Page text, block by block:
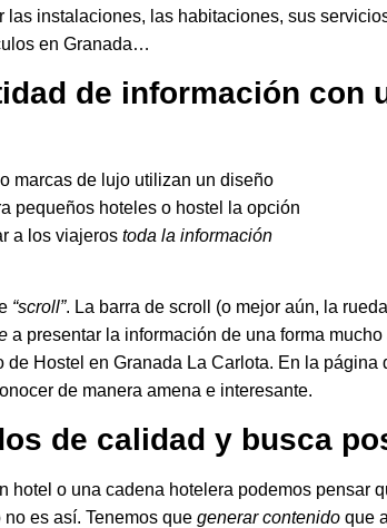
instalaciones, las habitaciones, sus
en Granada…
de información con
marcas de lujo utilizan un diseño
pequeños hoteles o hostel la opción
a los viajeros toda la información
“scroll”. La barra de scroll (o mejor aún, la
a presentar la información de una forma
Hostel en Granada La Carlota. En la página
de manera amena e interesante.
de calidad y busca
hotel o una cadena hotelera podemos pensar
es así. Tenemos que generar contenido que